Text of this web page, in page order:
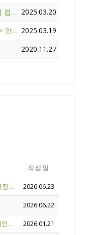
저소득 장애인 암보험 지원 사업 접수 안내 2025.03.20
<2025년 부모교육 참여자 모집> 안내 2025.03.19
2020.11.27
작성일
장애인 폭염대비 및 대응(출처:한국장애인개발원) 2026.06.23
2026.06.22
<자신만만 직장인되기> 직장 내 대인관계 향상 프로그램 2026.01.21